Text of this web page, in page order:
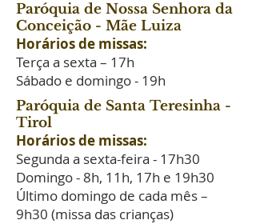
Paróquia de Nossa Senhora da
Conceição - Mãe Luiza
Horários de missas:
Terça a sexta – 17h
Sábado e domingo - 19h
Paróquia de Santa Teresinha -
Tirol
Horários de missas:
Segunda a sexta-feira - 17h30
Domingo - 8h, 11h, 17h e 19h30
Último domingo de cada mês –
9h30 (missa das crianças)